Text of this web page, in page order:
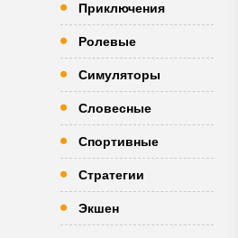
Приключения
Ролевые
Симуляторы
Словесные
Спортивные
Стратегии
Экшен